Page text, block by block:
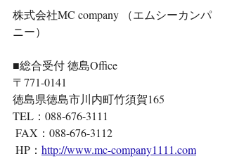
株式会社MC company （エムシーカンパ
ニー）
■総合受付 徳島Office
〒771-0141
徳島県徳島市川内町竹須賀165
TEL：088-676-3111
FAX：088-676-3112
HP： http://www.mc-company1111.com